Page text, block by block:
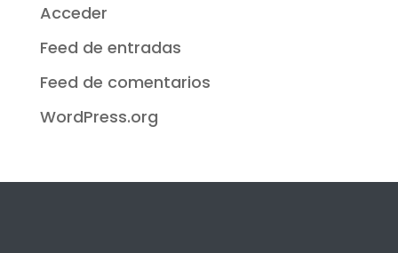
Acceder
Feed de entradas
Feed de comentarios
WordPress.org